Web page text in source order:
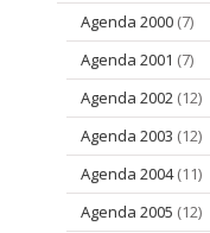
Agenda 2000 (7)
Agenda 2001 (7)
Agenda 2002 (12)
Agenda 2003 (12)
Agenda 2004(11)
Agenda 2005 (12)